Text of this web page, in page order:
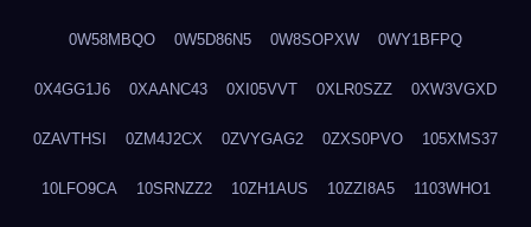
0W58MBQO 0W5D86N5 0W8SOPXW 0WY1BFPQ
0X4GG1J6 0XAANC43 0XI05VVT 0XLR0SZZ 0XW3VGXD
0ZAVTHSI 0ZM4J2CX 0ZVYGAG2 0ZXS0PVO 105XMS37
10LFO9CA 10SRNZZ2 10ZH1AUS 10ZZI8A5 1103WHO1